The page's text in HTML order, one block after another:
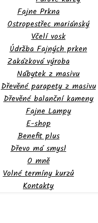
Fajne Prkna
Ostropestřec mariánský
Včelí vosk
Údržba Fajných prken
Zakázková výroba
Nábytek z masivu
Dřevěné parapety z masivu
Dřevěné balanční kameny
Fajne Lampy
E-shop
Benefit plus
Dřevo má smysl
O mně
Volné termíny kurzů
Kontakty